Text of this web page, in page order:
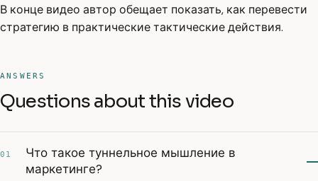
В конце видео автор обещает показать, как перевести
стратегию в практические тактические действия.
ANSWERS
Questions about this video
01
Что такое туннельное мышление в
маркетинге?